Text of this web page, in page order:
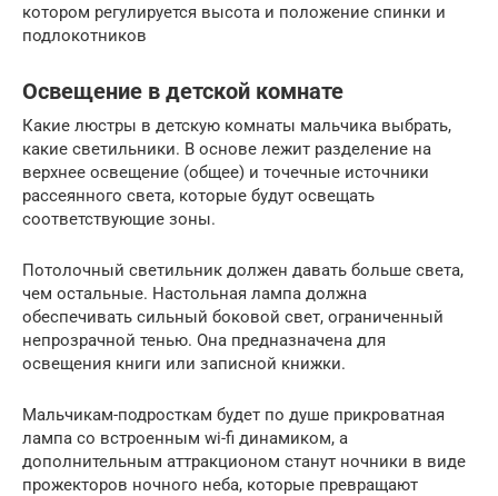
котором регулируется высота и положение спинки и
подлокотников
Освещение в детской комнате
Какие люстры в детскую комнаты мальчика выбрать,
какие светильники. В основе лежит разделение на
верхнее освещение (общее) и точечные источники
рассеянного света, которые будут освещать
соответствующие зоны.
Потолочный светильник должен давать больше света,
чем остальные. Настольная лампа должна
обеспечивать сильный боковой свет, ограниченный
непрозрачной тенью. Она предназначена для
освещения книги или записной книжки.
Мальчикам-подросткам будет по душе прикроватная
лампа со встроенным wi-fi динамиком, а
дополнительным аттракционом станут ночники в виде
прожекторов ночного неба, которые превращают